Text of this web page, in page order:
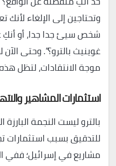
وتحتاجين إلى الإلغاء
شخص سيئ جدا جدا، أو أنكِ
غوينيث بالترو؟”. وحتى
موجة الانتقادات، لتظل هذه
استثمارات المشاهير
بالترو ليست النجمة
للتدقيق بسبب استثمارات
مشاريع في إسرائيل؛ ففي